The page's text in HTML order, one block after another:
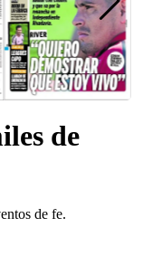
de
de fe.